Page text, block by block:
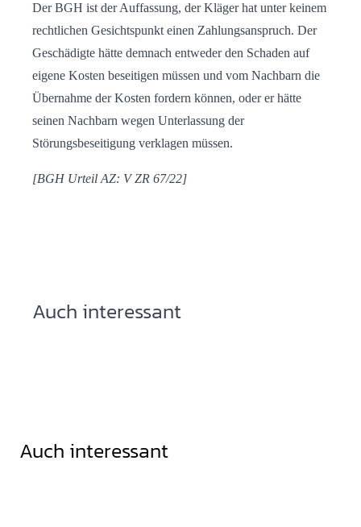
Der BGH ist der Auffassung, der Kläger hat unter keinem
rechtlichen Gesichtspunkt einen Zahlungsanspruch. Der
Geschädigte hätte demnach entweder den Schaden auf
eigene Kosten beseitigen müssen und vom Nachbarn die
Übernahme der Kosten fordern können, oder er hätte
seinen Nachbarn wegen Unterlassung der
Störungsbeseitigung verklagen müssen.
[BGH Urteil AZ: V ZR 67/22]
Auch interessant
Auch interessant